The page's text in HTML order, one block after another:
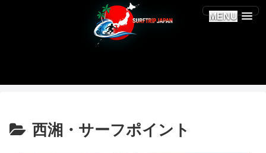
MENU
西湘・サーフポイント